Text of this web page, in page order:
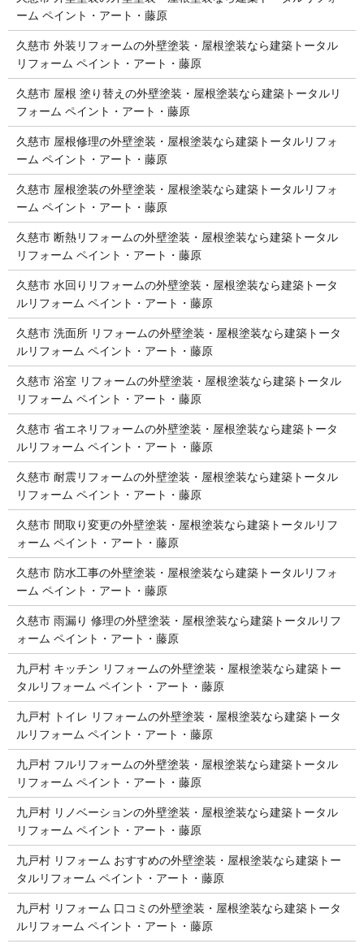
ーム ペイント・アート・藤原
久慈市 外装リフォームの外壁塗装・屋根塗装なら建築トータル
リフォーム ペイント・アート・藤原
久慈市 屋根 塗り替えの外壁塗装・屋根塗装なら建築トータルリ
フォーム ペイント・アート・藤原
久慈市 屋根修理の外壁塗装・屋根塗装なら建築トータルリフォ
ーム ペイント・アート・藤原
久慈市 屋根塗装の外壁塗装・屋根塗装なら建築トータルリフォ
ーム ペイント・アート・藤原
久慈市 断熱リフォームの外壁塗装・屋根塗装なら建築トータル
リフォーム ペイント・アート・藤原
久慈市 水回りリフォームの外壁塗装・屋根塗装なら建築トータ
ルリフォーム ペイント・アート・藤原
久慈市 洗面所 リフォームの外壁塗装・屋根塗装なら建築トータ
ルリフォーム ペイント・アート・藤原
久慈市 浴室 リフォームの外壁塗装・屋根塗装なら建築トータル
リフォーム ペイント・アート・藤原
久慈市 省エネリフォームの外壁塗装・屋根塗装なら建築トータ
ルリフォーム ペイント・アート・藤原
久慈市 耐震リフォームの外壁塗装・屋根塗装なら建築トータル
リフォーム ペイント・アート・藤原
久慈市 間取り変更の外壁塗装・屋根塗装なら建築トータルリフ
ォーム ペイント・アート・藤原
久慈市 防水工事の外壁塗装・屋根塗装なら建築トータルリフォ
ーム ペイント・アート・藤原
久慈市 雨漏り 修理の外壁塗装・屋根塗装なら建築トータルリフ
ォーム ペイント・アート・藤原
九戸村 キッチン リフォームの外壁塗装・屋根塗装なら建築トー
タルリフォーム ペイント・アート・藤原
九戸村 トイレ リフォームの外壁塗装・屋根塗装なら建築トータ
ルリフォーム ペイント・アート・藤原
九戸村 フルリフォームの外壁塗装・屋根塗装なら建築トータル
リフォーム ペイント・アート・藤原
九戸村 リノベーションの外壁塗装・屋根塗装なら建築トータル
リフォーム ペイント・アート・藤原
九戸村 リフォーム おすすめの外壁塗装・屋根塗装なら建築トー
タルリフォーム ペイント・アート・藤原
九戸村 リフォーム 口コミの外壁塗装・屋根塗装なら建築トータ
ルリフォーム ペイント・アート・藤原